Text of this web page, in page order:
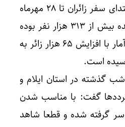
دلخواه یادآور شد: از ابتدای سفر زائران تا ۲۸ مهرماه
بر اساس آمار اعلام شده بیش از ۳۱۳ هزار نفر بوده
که تا شب گذشته این آمار با افزایش ۶۵ هزار زائر به
گذشته در استان ایلام و
گفت: با مناسب شدن
گرفته شده و قطعا شاهد